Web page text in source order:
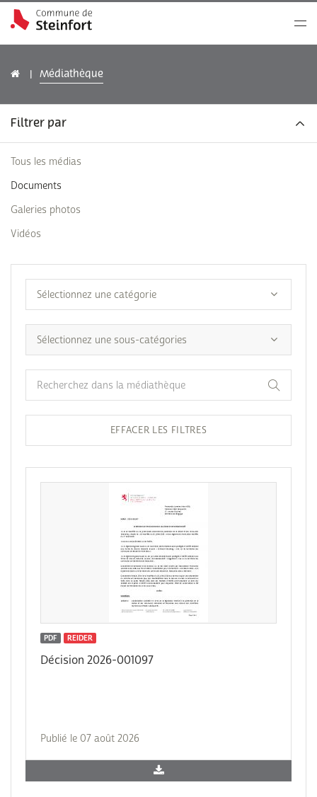
Médiathèque
Filtrer par
Tous les médias
Documents
Galeries photos
Vidéos
EFFACER LES FILTRES
PDF REIDER
Décision 2026-001097
Publié le 07 août 2026